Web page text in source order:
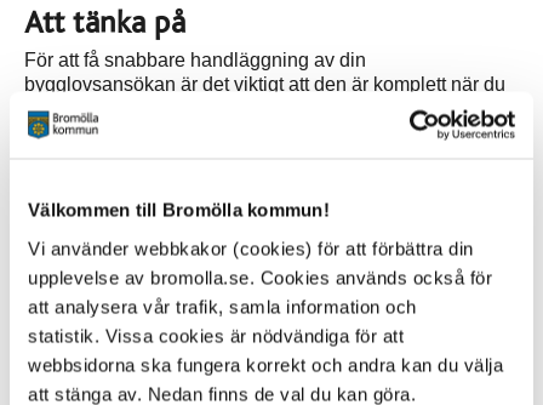
Välkommen till Bromölla kommun!
Vi använder webbkakor (cookies) för att förbättra din
upplevelse av bromolla.se. Cookies används också för
att analysera vår trafik, samla information och
statistik. Vissa cookies är nödvändiga för att
webbsidorna ska fungera korrekt och andra kan du välja
att stänga av. Nedan finns de val du kan göra.
Att tänka på
För att få snabbare handläggning av din
bygglovsansökan är det viktigt att den är komplett när du
lämnar in den.
även dem. Skicka med måttsatta ritningar på skylten,
fotomontage och situationsplan där du redovisar skyltens
läge. Det finns en särskild blankett på kommunens
hemsida när man ansöker om bygglov för skyltar.
När din ansökan kommit in granskar vi den. Vi kan då
behöva ta kontakt med dina grannar och/eller berörda